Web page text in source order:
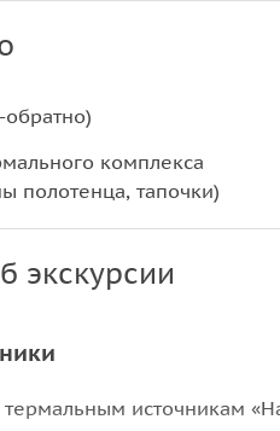
комплекса
полотенца, тапочки)
экскурсии
источникам